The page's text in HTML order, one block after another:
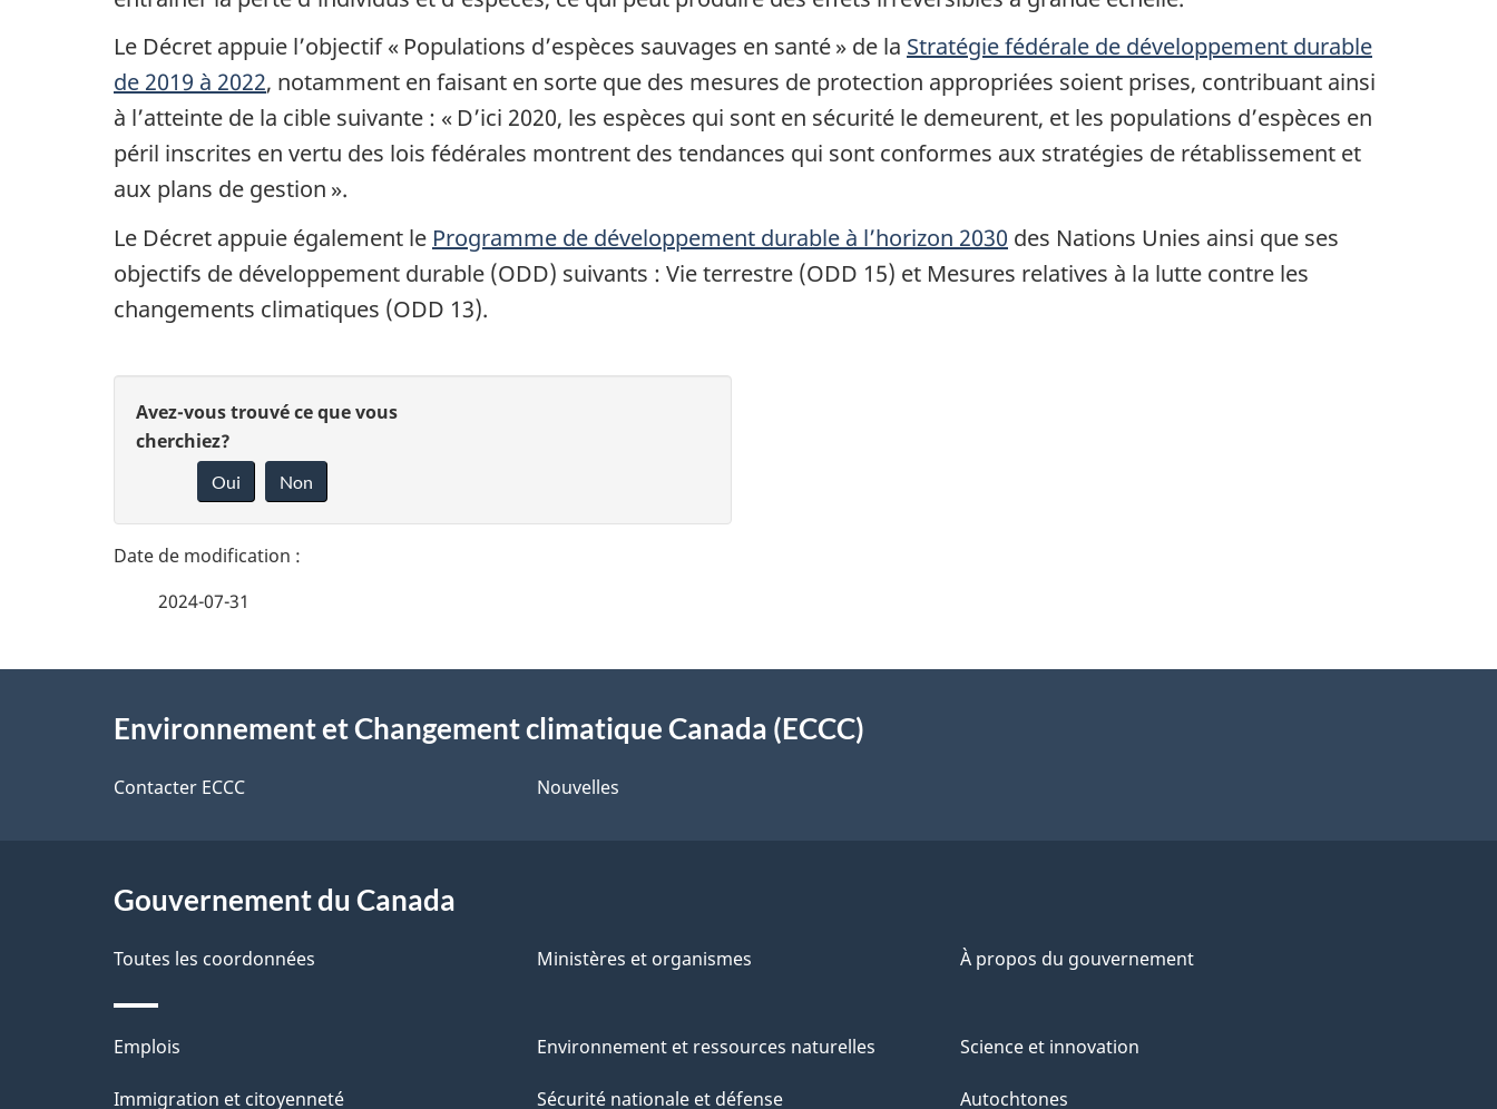
Le Décret appuie l’objectif « Populations d’espèces sauvages en santé » de la Stratégie fédérale de développement durable
de 2019 à 2022, notamment en faisant en sorte que des mesures de protection appropriées soient prises, contribuant ainsi
à l’atteinte de la cible suivante : « D’ici 2020, les espèces qui sont en sécurité le demeurent, et les populations d’espèces en
péril inscrites en vertu des lois fédérales montrent des tendances qui sont conformes aux stratégies de rétablissement et
aux plans de gestion ».
Le Décret appuie également le Programme de développement durable à l’horizon 2030 des Nations Unies ainsi que ses
objectifs de développement durable (ODD) suivants : Vie terrestre (ODD 15) et Mesures relatives à la lutte contre les
changements climatiques (ODD 13).
D
é
a
l
s
d
a
p
a
g
D
n
v
o
r
o
Avez-vous trouvé ce que vous
cherchiez?
Oui Non
2024-07-31
proposEnvironnement et Changement climatique Canada (ECCC)
Contacter ECCC Nouvelles
Gouvernement du Canada
Toutes les coordonnées Ministères et organismes À propos du gouvernement
Thèmes
et
Emplois
Immigration et citoyenneté
Environnement et ressources naturelles
Sécurité nationale et défense
Science et innovation
Autochtones